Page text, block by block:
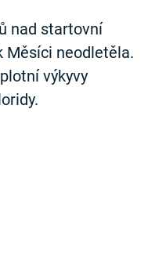
nad startovní
Měsíci neodletěla.
výkyvy